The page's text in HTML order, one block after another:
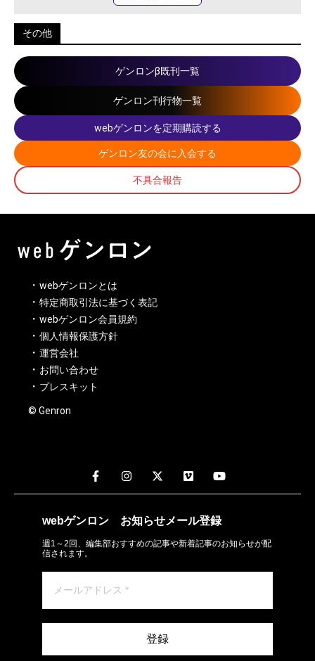
その他
ゲンロンβ既刊一覧
ゲンロン刊行物一覧
webゲンロンを定期購読する
ゲンロン友の会に入会する
不具合報告
webゲンロンとは
特定商取引法に基づく表記
webゲンロン会員規約
個人情報保護方針
運営会社
お問い合わせ
プレスキット
© Genron
webゲンロン お知らせメール登録
週1～2回、編集部おすすめの記事や新着記事のお知らせが配
信されます。
登録